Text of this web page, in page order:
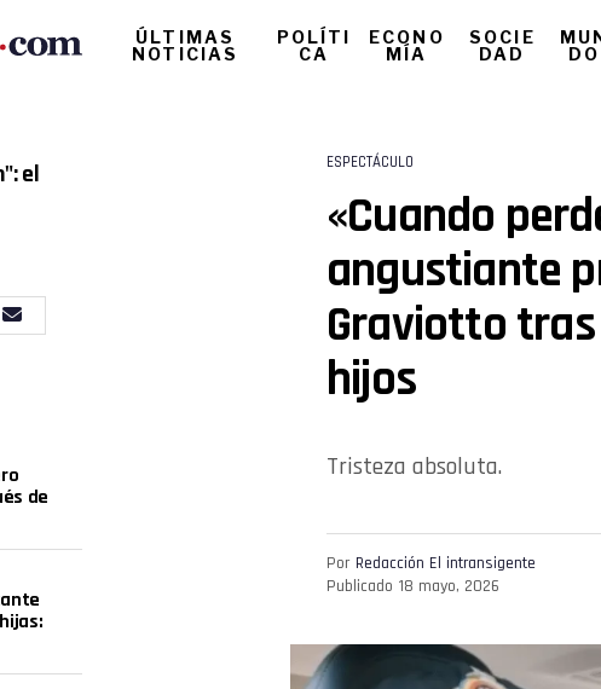
ÚLTIMAS
NOTICIAS
POLÍTI
CA
ECONO
MÍA
SOCIE
DAD
DO
el
de
ESPECTÁCULO
«Cuando
angustiante
Graviotto
hijos
Tristeza absoluta.
Por Redacción El intransigente
Publicado 18 mayo, 2026